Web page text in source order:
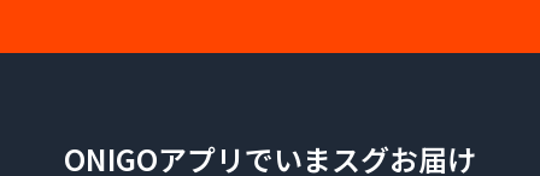
ONIGOアプリでいまスグお届け